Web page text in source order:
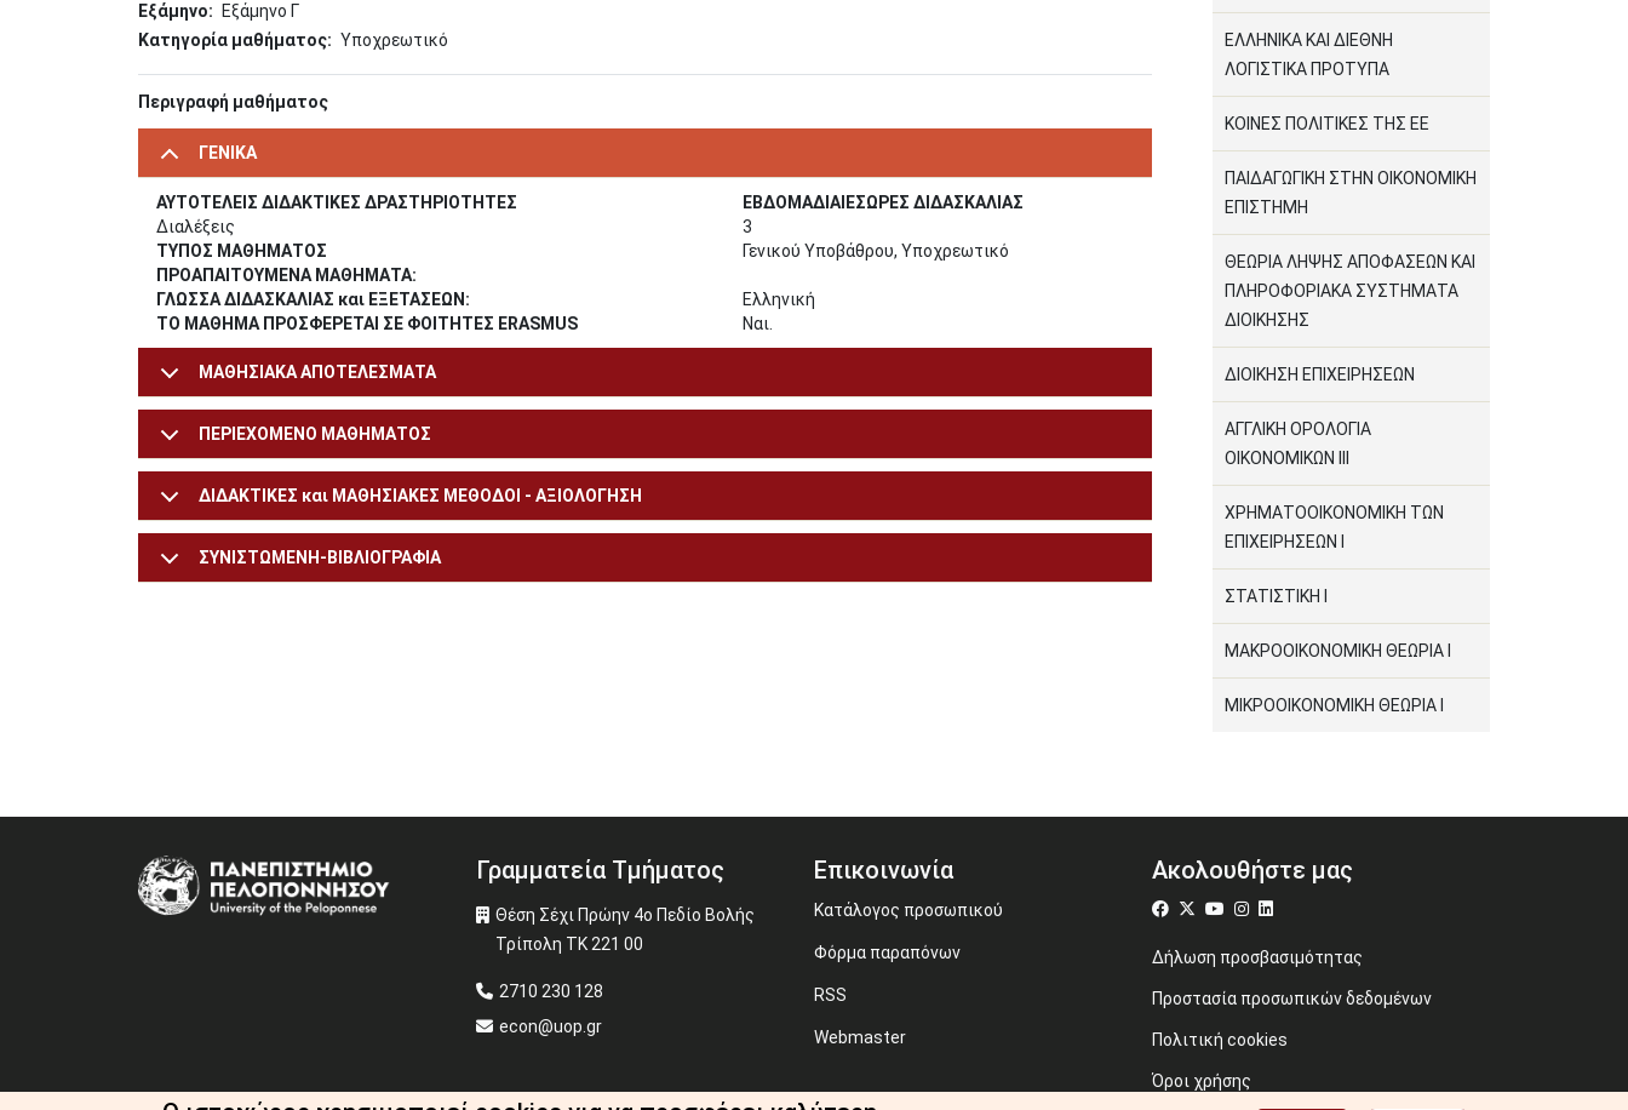
Εξάμηνο
Εξάμηνο Γ
Κατηγορία μαθήματος
Υποχρεωτικό
Περιγραφή μαθήματος
ΓΕΝΙΚΑ
ΑΥΤΟΤΕΛΕΙΣ ΔΙΔΑΚΤΙΚΕΣ ΔΡΑΣΤΗΡΙΟΤΗΤΕΣ
ΕΒΔΟΜΑΔΙΑΙΕΣΩΡΕΣ ΔΙΔΑΣΚΑΛΙΑΣ
Διαλέξεις
3
ΤΥΠΟΣ ΜΑΘΗΜΑΤΟΣ
Γενικού Υποβάθρου, Υποχρεωτικό
ΠΡΟΑΠΑΙΤΟΥΜΕΝΑ ΜΑΘΗΜΑΤΑ:
ΓΛΩΣΣΑ ΔΙΔΑΣΚΑΛΙΑΣ και ΕΞΕΤΑΣΕΩΝ:
Ελληνική
ΤΟ ΜΑΘΗΜΑ ΠΡΟΣΦΕΡΕΤΑΙ ΣΕ ΦΟΙΤΗΤΕΣ ERASMUS
Ναι.
ΜΑΘΗΣΙΑΚΑ ΑΠΟΤΕΛΕΣΜΑΤΑ
ΠΕΡΙΕΧΟΜΕΝΟ ΜΑΘΗΜΑΤΟΣ
ΔΙΔΑΚΤΙΚΕΣ και ΜΑΘΗΣΙΑΚΕΣ ΜΕΘΟΔΟΙ - ΑΞΙΟΛΟΓΗΣΗ
ΣΥΝΙΣΤΩΜΕΝΗ-ΒΙΒΛΙΟΓΡΑΦΙΑ
ΕΛΛΗΝΙΚΑ ΚΑΙ ΔΙΕΘΝΗ
ΛΟΓΙΣΤΙΚΑ ΠΡΟΤΥΠΑ
ΚΟΙΝΕΣ ΠΟΛΙΤΙΚΕΣ ΤΗΣ ΕΕ
ΠΑΙΔΑΓΩΓΙΚΗ ΣΤΗΝ ΟΙΚΟΝΟΜΙΚΗ
ΕΠΙΣΤΗΜΗ
ΘΕΩΡΙΑ ΛΗΨΗΣ ΑΠΟΦΑΣΕΩΝ ΚΑΙ
ΠΛΗΡΟΦΟΡΙΑΚΑ ΣΥΣΤΗΜΑΤΑ
ΔΙΟΙΚΗΣΗΣ
ΔΙΟΙΚΗΣΗ ΕΠΙΧΕΙΡΗΣΕΩΝ
ΑΓΓΛΙΚΗ ΟΡΟΛΟΓΙΑ
ΟΙΚΟΝΟΜΙΚΩΝ ΙΙΙ
ΧΡΗΜΑΤΟΟΙΚΟΝΟΜΙΚΗ ΤΩΝ
ΕΠΙΧΕΙΡΗΣΕΩΝ Ι
ΣΤΑΤΙΣΤΙΚΗ Ι
ΜΑΚΡΟΟΙΚΟΝΟΜΙΚΗ ΘΕΩΡΙΑ Ι
ΜΙΚΡΟΟΙΚΟΝΟΜΙΚΗ ΘΕΩΡΙΑ Ι
Image Γραμματεία Τμήματος
Θέση Σέχι Πρώην 4ο Πεδίο Βολής
Τρίπολη ΤΚ 221 00
2710 230 128
econ@uop.gr
Επικοινωνία
Κατάλογος προσωπικού
Φόρμα παραπόνων
RSS
Webmaster
Ακολουθήστε μας
Δήλωση προσβασιμότητας
Προστασία προσωπικών δεδομένων
Πολιτική cookies
Όροι χρήσης